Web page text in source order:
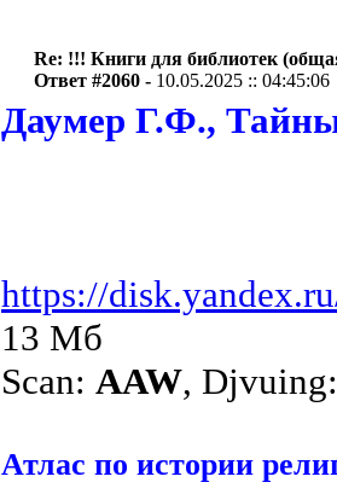
Re: !!! Книги для библиотек
Ответ #2060 - 10.05.2025 :: 04:45:06
Даумер Г.Ф., Тайны
https://
13 Мб
Scan: AAW,
Атлас по истории